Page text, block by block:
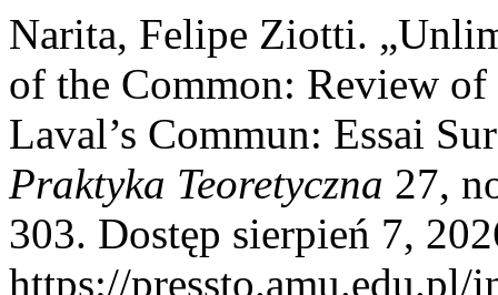
Narita, Felipe Ziotti.
of the Common: Review
Laval’s Commun: Essai
Praktyka Teoretyczna 27,
303. Dostęp sierpień 7,
https://